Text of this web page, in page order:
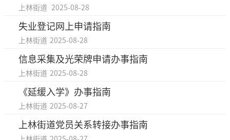
上林街道 2025-08-28
失业登记网上申请指南
上林街道 2025-08-28
信息采集及光荣牌申请办事指南
上林街道 2025-08-28
《延缓入学》办事指南
上林街道 2025-08-27
上林街道党员关系转接办事指南